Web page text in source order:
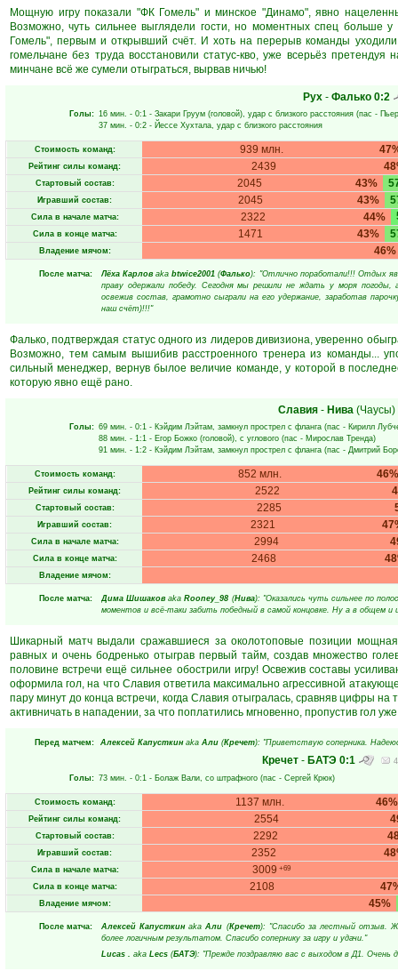
Мощную игру показали "ФК Гомель" и минское "Динамо", явно
Возможно, чуть сильнее выглядели гости, но моментных спец больше
Гомель", первым и открывший счёт. И хоть на перерыв команды
гомельчане без труда восстановили статус-кво, уже всерьёз
минчане всё же сумели отыграться, вырвав ничью!
Рух- Фалько 0:2
Голы: 16 мин. - 0:1 - Закари Груум (головой), удар с близкого расстояния (пас -
37 мин. - 0:2 - Йессе Хухтала, удар с близкого расстояния
Стоимость команд: 939 млн.
Рейтинг силы команд: 2439
Стартовый состав: 43%
2045
Игравший состав: 43%
2045
Сила в начале матча: 44%
2322
Сила в конце матча: 43%
1471
Владение мячом: 46%
После матча: Лёха Карлов aka btwice2001 (Фалько): "Отлично поработали!!! Отдых
праву одержали победу. Сегодня мы решили не ждать у моря
освежив состав, грамотно сыграли на его удержание, заработав
наш счёт)!!!"
Фалько, подтверждая статус одного из лидеров дивизиона, уверенно
Возможно, тем самым вышибив расстроенного тренера из команды...
сильный менеджер, вернув былое величие команде, у которой в
которую явно ещё рано.
Славия - Нива (Чаусы)
Голы: 69 мин. - 0:1 - Кэйдим Лэйтам, замкнул прострел с фланга (пас - Кирилл
88 мин. - 1:1 - Егор Божко (головой), с углового (пас - Мирослав Тренда)
91 мин. - 1:2 - Кэйдим Лэйтам, замкнул прострел с фланга (пас - Дмитрий
Стоимость команд: 46%
852 млн.
Рейтинг силы команд: 2522
Стартовый состав: 2285
Игравший состав: 2321
Сила в начале матча: 2994
Сила в конце матча: 2468
Владение мячом:
После матча: Дима Шишаков aka Rooney_98 (Нива): "Оказались чуть сильнее по
моментов и всё-таки забить победный в самой концовке. Ну а в общем и
Шикарный матч выдали сражавшиеся за околотоповые позиции
равных и очень бодренько отыграв первый тайм, создав множество
половине встречи ещё сильнее обострили игру! Освежив составы
оформила гол, на что Славия ответила максимально агрессивной
пару минут до конца встречи, когда Славия отыгралась, сравняв цифры на
активничать в нападении, за что поплатились мгновенно, пропустив гол
Перед матчем: Алексей Капусткин aka Али (Кречет): "Приветствую соперника.
Кречет- БАТЭ 0:1
Голы: 73 мин. - 0:1 - Болаж Вали, со штрафного (пас - Сергей Крюк)
Стоимость команд: 46%
1137 млн.
Рейтинг силы команд: 2554
Стартовый состав: 2292
Игравший состав: 2352
Сила в начале матча: 3009 +69
Сила в конце матча: 2108
Владение мячом: 45%
После матча: Алексей Капусткин aka Али (Кречет): "Спасибо за лестный отзыв.
более логичным результатом. Спасибо сопернику за игру и удачи."
Lucas . aka Lecs (БАТЭ): "Прежде поздравляю вас с выходом в Д1.